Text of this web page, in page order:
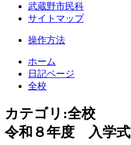
武蔵野市民科
サイトマップ
操作方法
ホーム
日記ページ
全校
カテゴリ:全校
令和８年度 入学式